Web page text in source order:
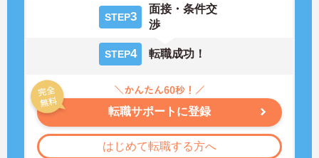
STEP3
面接・条件交
渉
STEP4 転職成功！
転職サポートに登録
はじめて転職する方へ